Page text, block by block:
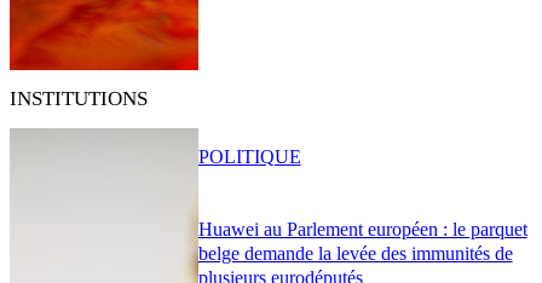
INSTITUTIONS
Huawei au Parlement européen : le parquet
belge demande la levée des immunités de
plusieurs eurodéputés
POLITIQUE